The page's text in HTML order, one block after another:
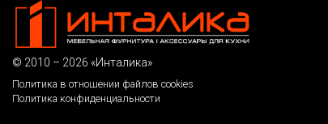
© 2010 – 2026 «Инталика»
Политика в отношении файлов cookies
Политика конфиденциальности